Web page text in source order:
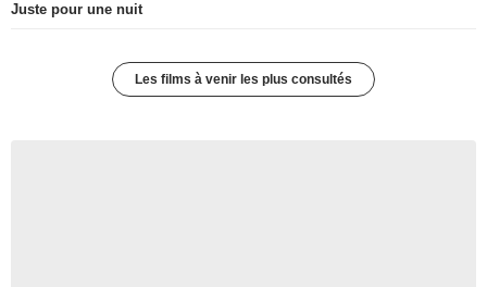
Juste pour une nuit
Les films à venir les plus consultés